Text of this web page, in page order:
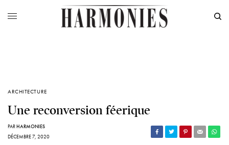
ARCHITECTURE
Une reconversion féerique
PARHARMONIES
DÉCEMBRE 7, 2020